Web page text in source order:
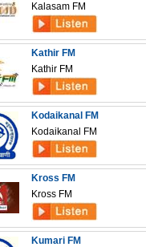
Kalasam FM
Kathir FM
Kathir FM
Kodaikanal FM
Kodaikanal FM
Kross FM
Kross FM
Kumari FM